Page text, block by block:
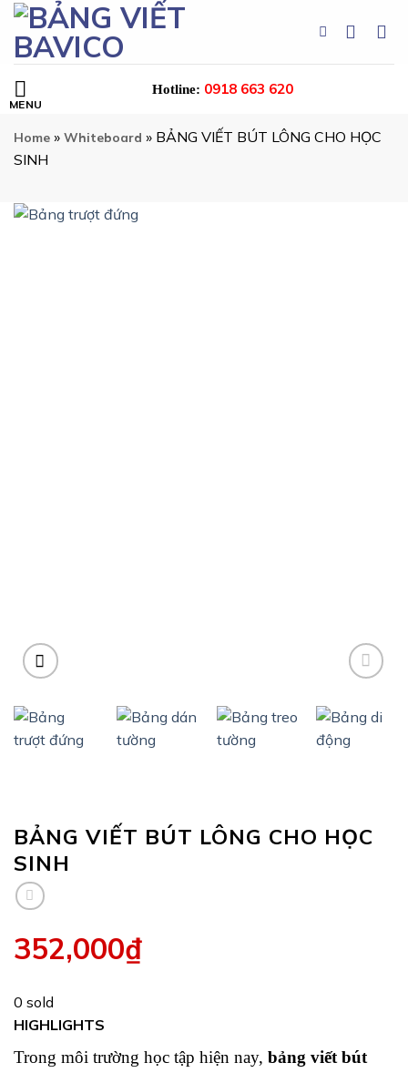
Skip
content
Hotline: 0918 663 620
Home » Whiteboard » BẢNG VIẾT BÚT LÔNG CHO HỌC
SINH
BẢNG VIẾT BÚT LÔNG CHO HỌC
SINH
352,000₫
0 sold
HIGHLIGHTS
Trong môi trường học tập hiện nay, bảng viết bút